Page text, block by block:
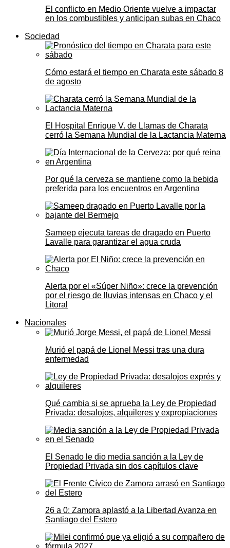
El conflicto en Medio Oriente vuelve a impactar
en los combustibles y anticipan subas en Chaco
Sociedad
Cómo estará el tiempo en Charata este sábado 8
de agosto
El Hospital Enrique V. de Llamas de Charata
cerró la Semana Mundial de la Lactancia Materna
Por qué la cerveza se mantiene como la bebida
preferida para los encuentros en Argentina
Sameep ejecuta tareas de dragado en Puerto
Lavalle para garantizar el agua cruda
Alerta por el «Súper Niño»: crece la prevención
por el riesgo de lluvias intensas en Chaco y el
Litoral
Nacionales
Murió el papá de Lionel Messi tras una dura
enfermedad
Qué cambia si se aprueba la Ley de Propiedad
Privada: desalojos, alquileres y expropiaciones
El Senado le dio media sanción a la Ley de
Propiedad Privada sin dos capítulos clave
26 a 0: Zamora aplastó a la Libertad Avanza en
Santiago del Estero